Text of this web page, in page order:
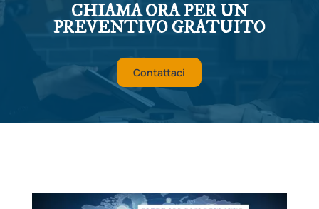
CHIAMA ORA PER UN
PREVENTIVO GRATUITO
Contattaci